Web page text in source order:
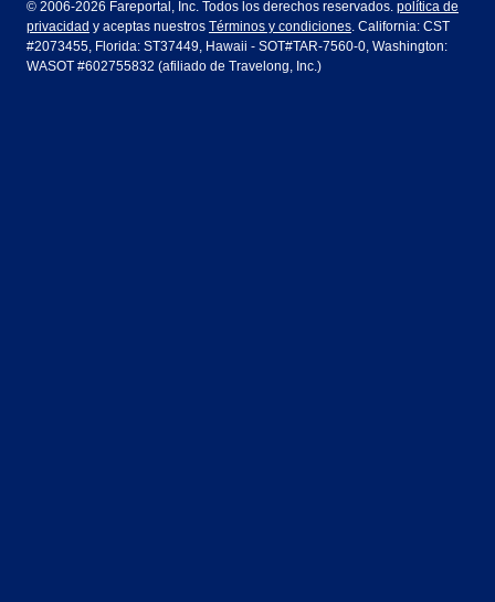
Air Europa Turkish Airlines
Houston Las Vegas
Miami
Guadalajara Lima
© 2006-2026 Fareportal, Inc. Todos los derechos reservados. política de
privacidad y aceptas nuestros Términos y condiciones. California: CST
#2073455, Florida: ST37449, Hawaii - SOT#TAR-7560-0, Washington:
WASOT #602755832 (afiliado de Travelong, Inc.)